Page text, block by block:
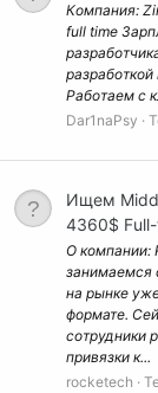
Компания:
full time
Работаем с
Dar1naPsy
Ищем
4360$
О компании:
занимаемся
на рынке
формате.
сотрудники
привязки к...
rocketech